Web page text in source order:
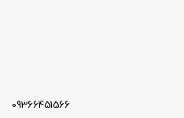
09366451566